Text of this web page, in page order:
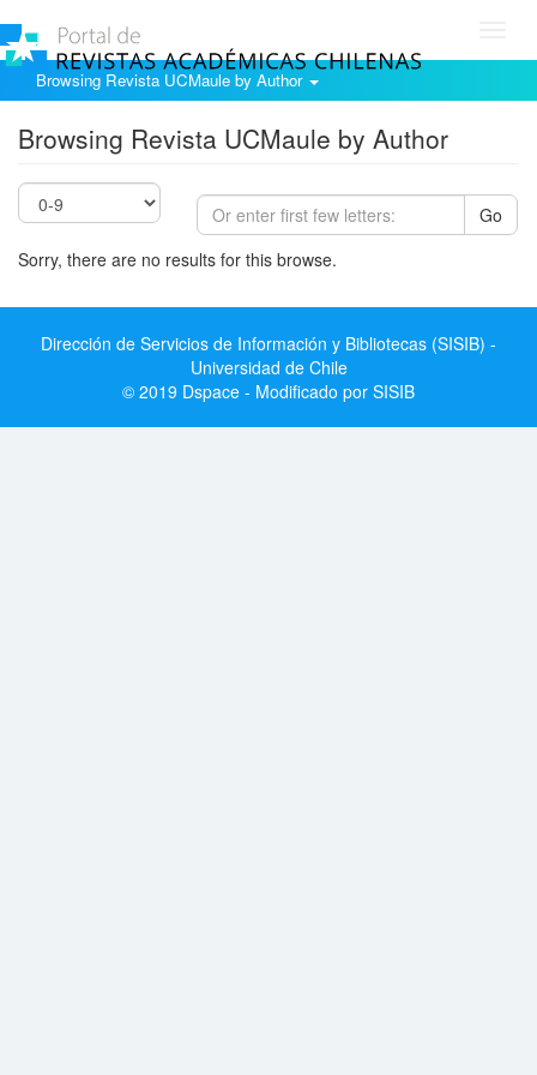
Browsing Revista UCMaule by Author
Browsing Revista UCMaule by Author
Go
Sorry, there are no results for this browse.
Dirección de Servicios de Información y Bibliotecas (SISIB) -
Universidad de Chile
© 2019 Dspace - Modificado por SISIB